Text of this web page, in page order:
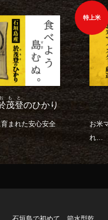
茂登
おもと
のひかり
まれた安心安全
ひかり」
特上米
お米
れ
お求
だけ
石垣島で初めて、節水型乾